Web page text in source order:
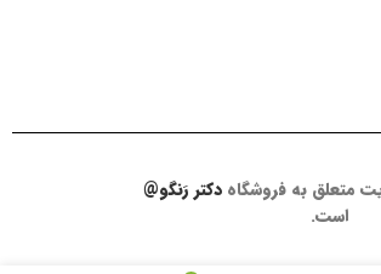
متعلق به فروشگاهدکتر رَنگو@
است.